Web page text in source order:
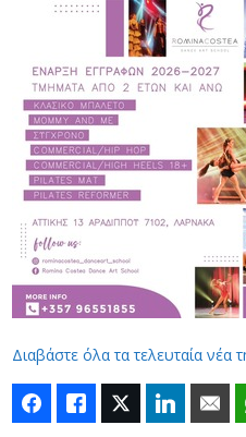
Διαβάστε όλα τα τελευταία νέα
FacebookLike Twitter LinkedIn